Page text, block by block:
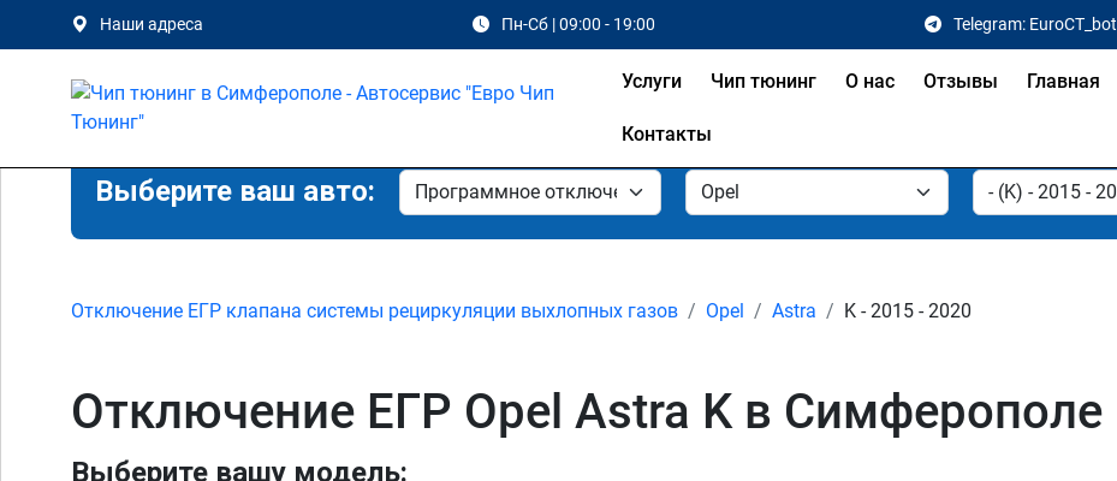
Наши адреса Пн-Сб | 09:00 - 19:00 Telegram: EuroCT_bot
Услуги Чип тюнинг О нас Отзывы Главная
Контакты
Выберите ваш авто:
Отключение ЕГР клапана системы рециркуляции выхлопных газов Opel Astra K - 2015 - 2020
Отключение ЕГР Opel Astra K в Симферополе
Выберите вашу модель: